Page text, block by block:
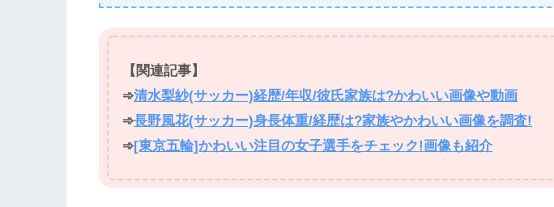
【関連記事】
➾清水梨紗(サッカー)経歴/年収/彼氏家族は?かわいい画像や動画
➾長野風花(サッカー)身長体重/経歴は?家族やかわいい画像を調査!
➾[東京五輪]かわいい注目の女子選手をチェック!画像も紹介